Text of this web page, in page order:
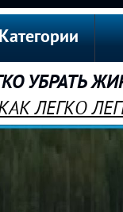
УБРАТЬ
ЛЕГКО